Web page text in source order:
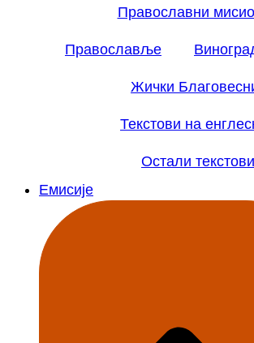
Православни
Православље
Жички
Текстови на
Остали текстови
Емисије